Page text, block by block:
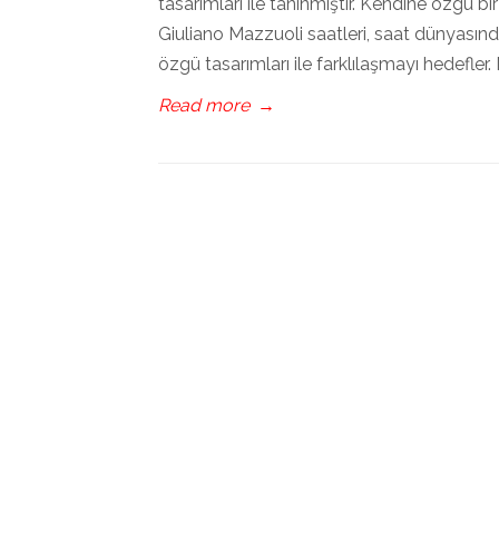
Giuliano Mazzuoli saatleri, saat
özgü tasarımları ile farklılaşmayı
Read more →